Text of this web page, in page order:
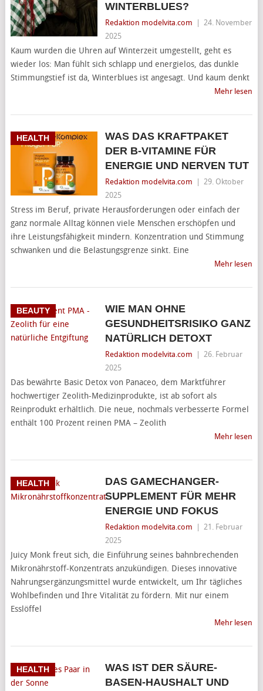
WINTERBLUES?
Redaktion modelvita.com
24. November
2025
Kaum wurden die Uhren auf Winterzeit umgestellt, geht es
wieder los: Man fühlt sich schlapp und energielos, das dunkle
Stimmungstief ist da, Winterblues ist angesagt. Und kaum denkt
Mehr lesen
HEALTH
WAS DAS KRAFTPAKET
DER B-VITAMINE FÜR
ENERGIE UND NERVEN TUT
Redaktion modelvita.com
29. Oktober
2025
Stress im Beruf, private Herausforderungen oder einfach der
ganz normale Alltag können viele Menschen erschöpfen und
ihre Leistungsfähigkeit mindern. Konzentration und Stimmung
schwanken und die Belastungsgrenze sinkt. Eine
Mehr lesen
BEAUTY
WIE MAN OHNE
GESUNDHEITSRISIKO GANZ
NATÜRLICH DETOXT
Redaktion modelvita.com
26. Februar
2025
Das bewährte Basic Detox von Panaceo, dem Marktführer
hochwertiger Zeolith-Medizinprodukte, ist ab sofort als
Reinprodukt erhältlich. Die neue, nochmals verbesserte Formel
enthält 100 Prozent reinen PMA – Zeolith
Mehr lesen
HEALTH
DAS GAMECHANGER-
SUPPLEMENT FÜR MEHR
ENERGIE UND FOKUS
Redaktion modelvita.com
21. Februar
2025
Juicy Monk freut sich, die Einführung seines bahnbrechenden
Mikronährstoff-Konzentrats anzukündigen. Dieses innovative
Nahrungsergänzungsmittel wurde entwickelt, um Ihr tägliches
Wohlbefinden und Ihre Vitalität zu fördern. Mit nur einem
Esslöffel
Mehr lesen
HEALTH
WAS IST DER SÄURE-
BASEN-HAUSHALT UND